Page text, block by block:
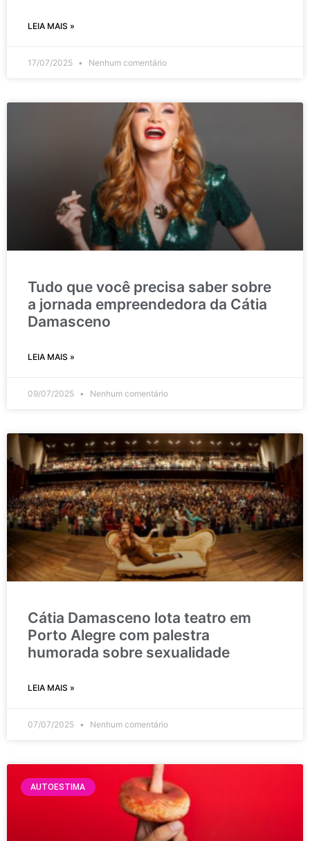
LEIA MAIS »
17/07/2025 Nenhum comentário
Tudo que você precisa saber sobre
a jornada empreendedora da Cátia
Damasceno
LEIA MAIS »
09/07/2025 Nenhum comentário
Cátia Damasceno lota teatro em
Porto Alegre com palestra
humorada sobre sexualidade
LEIA MAIS »
07/07/2025 Nenhum comentário
AUTOESTIMA